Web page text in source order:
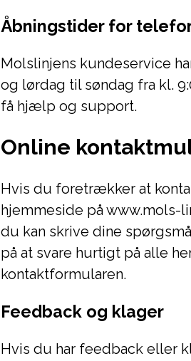
Åbningstider for
Molslinjens kundeservice
og lørdag til søndag fra kl.
få hjælp og support.
Online
Hvis du foretrækker at
hjemmeside på www.mols-
du kan skrive dine
på at svare hurtigt på alle
kontaktformularen.
Feedback og klager
Hvis du har feedback eller